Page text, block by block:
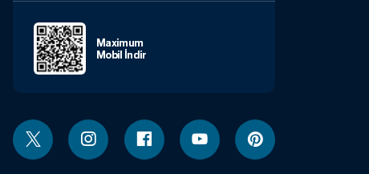
Maximum
Mobil İndir